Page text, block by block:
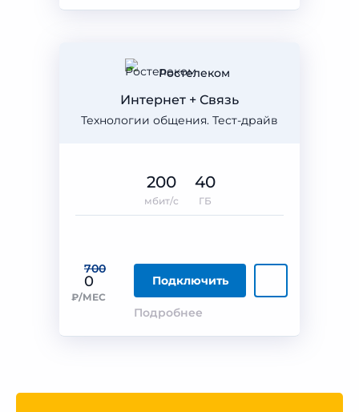
Ростелеком
Технологии общения. Тест-драйв
Интернет + Связь
700
0
₽/МЕС
Подключить
Подробнее
200
мбит/с
40
ГБ